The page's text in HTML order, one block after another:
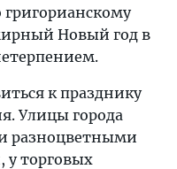
григорианскому
Новый год в
к празднику
Улицы города
разноцветными
торговых